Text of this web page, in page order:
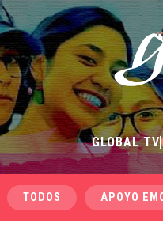
GLOBAL TV
TODOS APOYO